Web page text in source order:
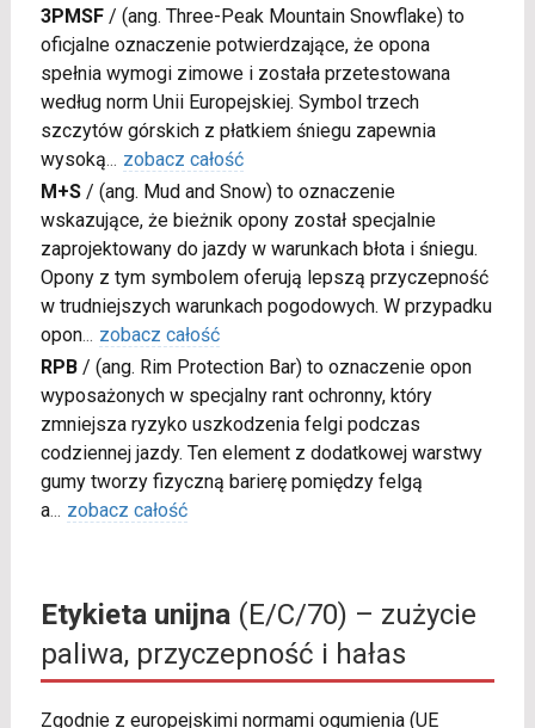
3PMSF/ (ang. Three-Peak Mountain Snowflake) to
oficjalne oznaczenie potwierdzające, że opona
spełnia wymogi zimowe i została przetestowana
według norm Unii Europejskiej. Symbol trzech
szczytów górskich z płatkiem śniegu zapewnia
wysoką... zobacz całość
M+S/ (ang. Mud and Snow) to oznaczenie
wskazujące, że bieżnik opony został specjalnie
zaprojektowany do jazdy w warunkach błota i śniegu.
Opony z tym symbolem oferują lepszą przyczepność
w trudniejszych warunkach pogodowych. W przypadku
opon... zobacz całość
RPB/ (ang. Rim Protection Bar) to oznaczenie opon
wyposażonych w specjalny rant ochronny, który
zmniejsza ryzyko uszkodzenia felgi podczas
codziennej jazdy. Ten element z dodatkowej warstwy
gumy tworzy fizyczną barierę pomiędzy felgą
a... zobacz całość
Etykieta unijna(E/C/70) – zużycie
paliwa, przyczepność i hałas
Zgodnie z europejskimi normami ogumienia (UE